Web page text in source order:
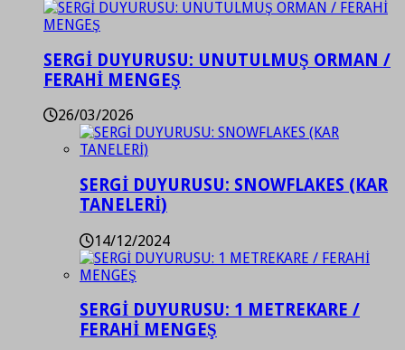
SERGİ DUYURUSU: UNUTULMUŞ ORMAN /
FERAHİ MENGEŞ
26/03/2026
SERGİ DUYURUSU: SNOWFLAKES (KAR
TANELERİ)
14/12/2024
SERGİ DUYURUSU: 1 METREKARE /
FERAHİ MENGEŞ